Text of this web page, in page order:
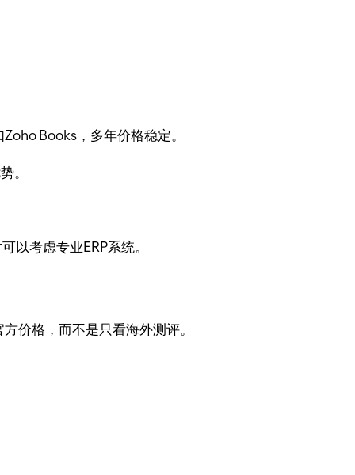
Books，多年价格稳定。
。
以考虑专业ERP系统。
价格，而不是只看海外测评。